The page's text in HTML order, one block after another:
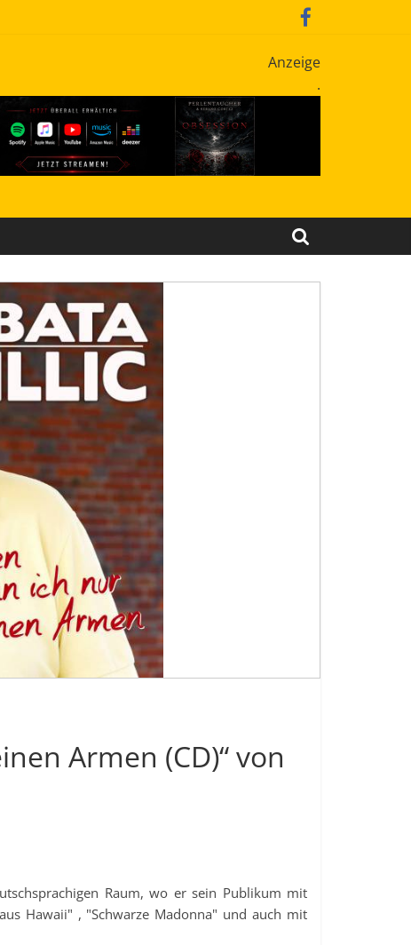
Anzeige
.
Armen (CD)“ von
Raum, wo er sein Publikum mit
Hawaii" , "Schwarze Madonna" und auch mit